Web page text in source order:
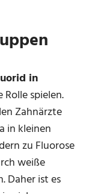
in
Rolle spielen.
Zahnärzte
in kleinen
zu Fluorose
weiße
Daher ist es